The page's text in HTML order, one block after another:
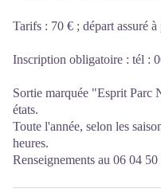
Tarifs : 70 € ; départ assuré
Inscription obligatoire : tél :
Sortie marquée "Esprit Parc
états.
Toute l'année, selon les
heures.
Renseignements au 06 04